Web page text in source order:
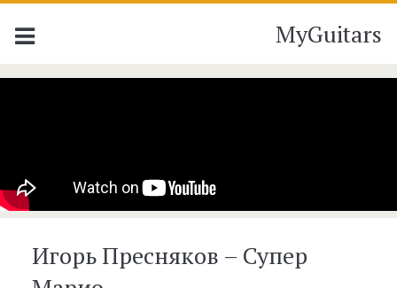
MyGuitars
Игорь Пресняков – Супер